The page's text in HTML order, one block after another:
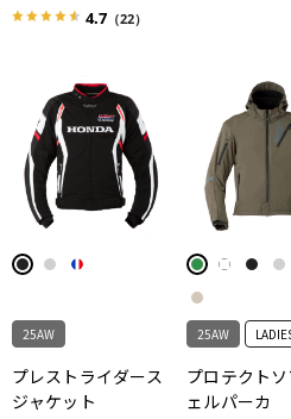
4.7 （22）
25AW
プレストライダース
ジャケット
25AW
プロテクト
ェルパーカ